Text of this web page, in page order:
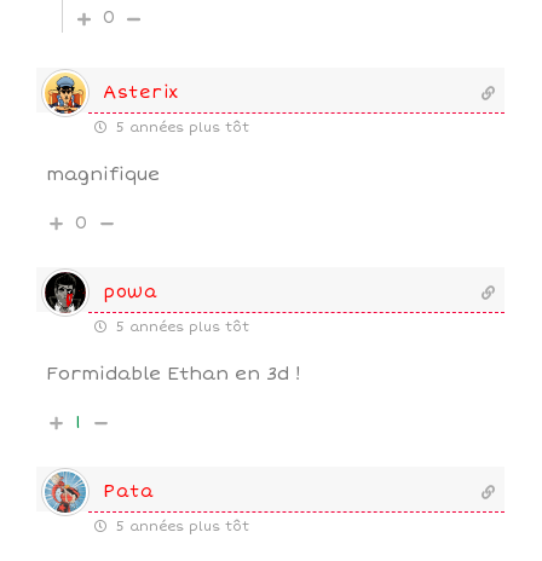
0
Asterix
5 années plus tôt
magnifique
0
powa
5 années plus tôt
Formidable Ethan en 3d !
1
Pata
5 années plus tôt